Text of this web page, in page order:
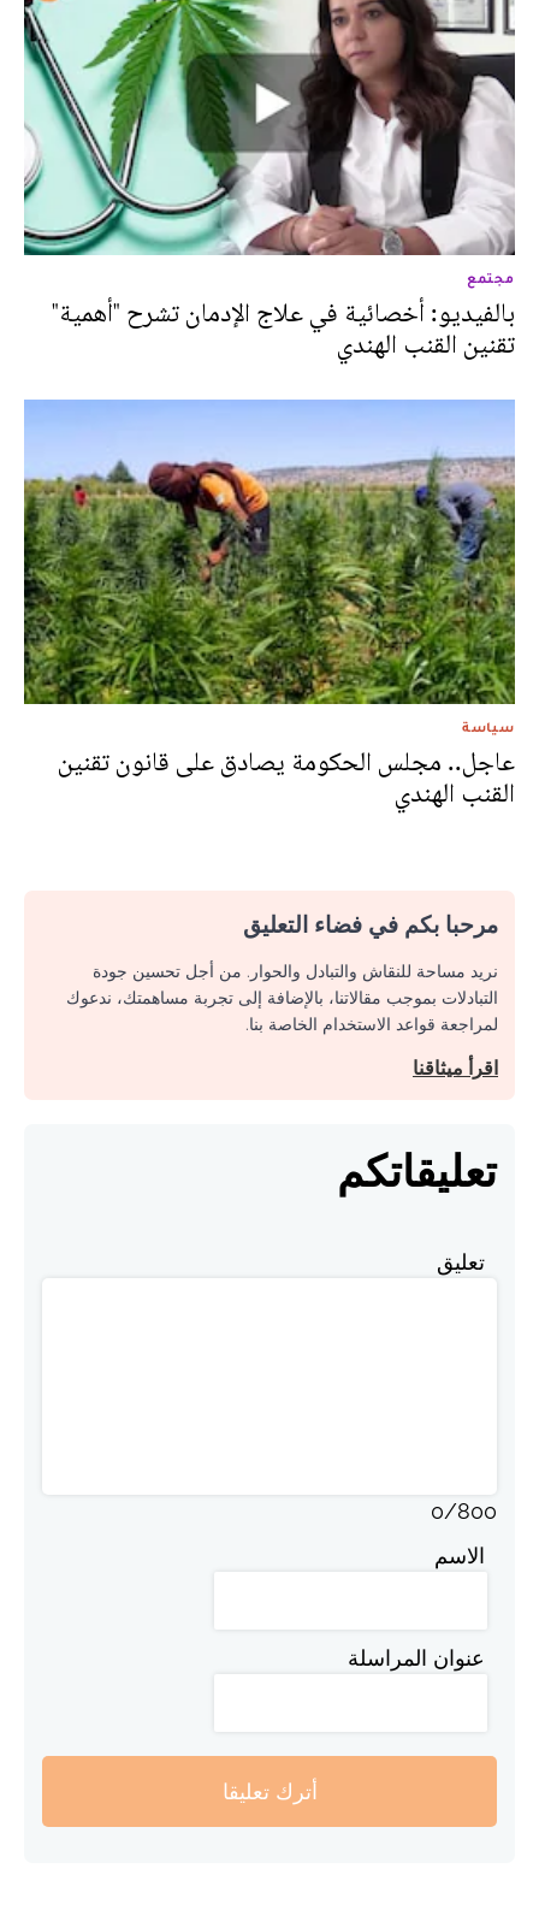
مجتمع
بالفيديو: أخصائية في علاج الإدمان تشرح "أهمية"
تقنين القنب الهندي
سياسة
عاجل.. مجلس الحكومة يصادق على قانون تقنين
القنب الهندي
مرحبا بكم في فضاء التعليق
نريد مساحة للنقاش والتبادل والحوار. من أجل تحسين جودة
التبادلات بموجب مقالاتنا، بالإضافة إلى تجربة مساهمتك، ندعوك
لمراجعة قواعد الاستخدام الخاصة بنا.
اقرأ ميثاقنا
تعليقاتكم
تعليق
0/800
الاسم
عنوان المراسلة
أترك تعليقا